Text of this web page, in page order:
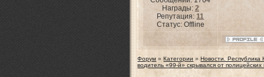
Награды: 2
Репутация:11
Статус: Offline
Форум » Категории » Новости. Республика
водитель «99-й» скрывался от полицейских